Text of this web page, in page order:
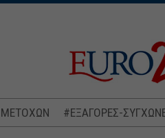
ΜΕΤΟΧΩΝ #ΕΞΑΓΟΡΕΣ-